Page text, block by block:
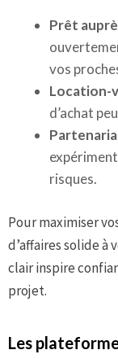
Prêt
vos
Location-
d’achat
risques.
Pour maximiser
d’affaires solide à
clair inspire
projet.
Les